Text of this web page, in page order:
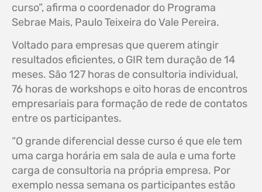
curso”, afirma o coordenador do Programa
Sebrae Mais, Paulo Teixeira do Vale Pereira.
Voltado para empresas que querem atingir
resultados eficientes, o GIR tem duração de 14
meses. São 127 horas de consultoria individual,
76 horas de workshops e oito horas de encontros
empresariais para formação de rede de contatos
entre os participantes.
“O grande diferencial desse curso é que ele tem
uma carga horária em sala de aula e uma forte
carga de consultoria na própria empresa. Por
exemplo nessa semana os participantes estão